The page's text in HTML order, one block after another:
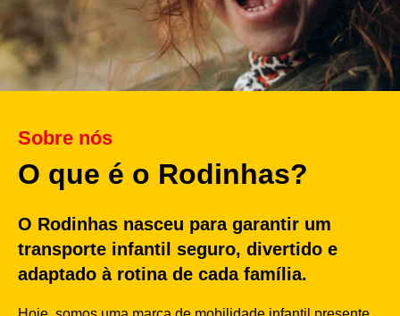
Sobre nós
O que é o Rodinhas?
O Rodinhas nasceu para garantir um
transporte infantil seguro, divertido e
adaptado à rotina de cada família.